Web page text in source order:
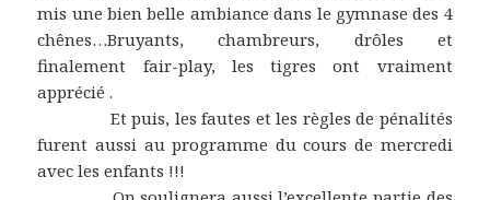
mis une bien belle ambiance dans le gymnase des 4
chênes…Bruyants, chambreurs, drôles et
finalement fair-play, les tigres ont vraiment
apprécié .
Et puis, les fautes et les règles de pénalités
furent aussi au programme du cours de mercredi
avec les enfants !!!